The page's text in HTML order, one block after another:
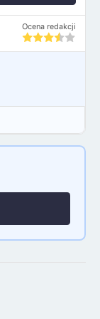
Ocena redakcji